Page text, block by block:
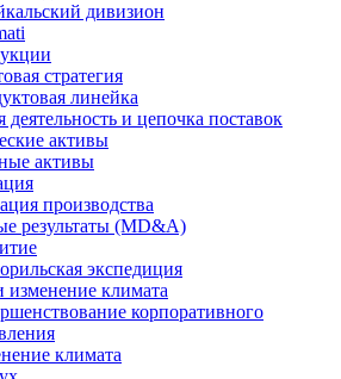
дивизион
стратегия
линейка
деятельность и цепочка поставок
активы
активы
производства
результаты (MD&A)
экспедиция
изменение климата
корпоративного
климата